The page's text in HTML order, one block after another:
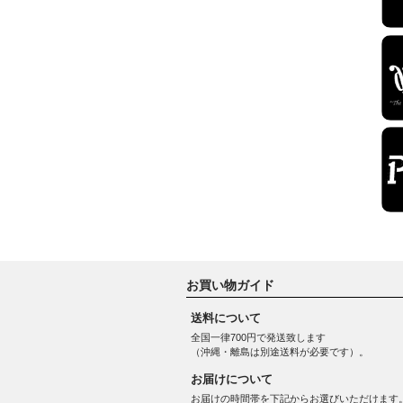
お買い物ガイド
送料について
全国一律700円で発送致します
（沖縄・離島は別途送料が必要です）。
お届けについて
お届けの時間帯を下記からお選びいただけます